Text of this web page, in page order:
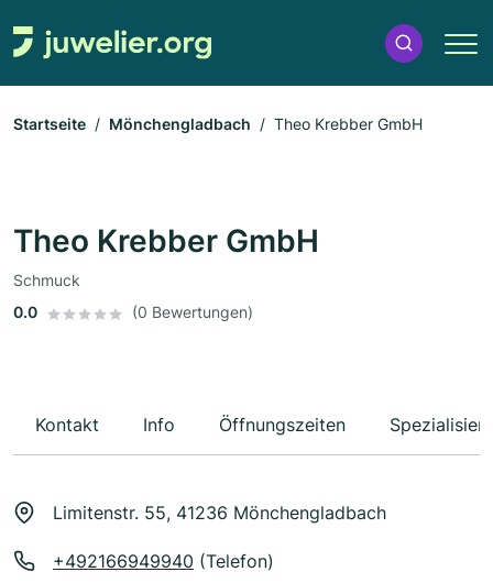
Startseite Mönchengladbach Theo Krebber GmbH
Theo Krebber GmbH
Schmuck
0.0
(0 Bewertungen)
Kontakt Info Öffnungszeiten
Limitenstr. 55, 41236 Mönchengladbach
+492166949940 (Telefon)